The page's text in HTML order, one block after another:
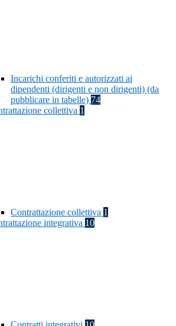
Incarichi conferiti e autorizzati ai
dipendenti (dirigenti e non dirigenti) (da
pubblicare in tabelle) 74
collettiva 1
Contrattazione collettiva 1
integrativa 10